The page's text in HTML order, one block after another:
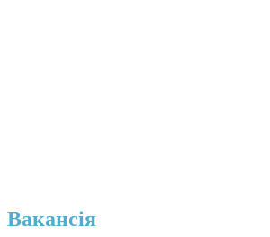
Вакансія